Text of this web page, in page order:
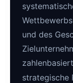
und des
strategische